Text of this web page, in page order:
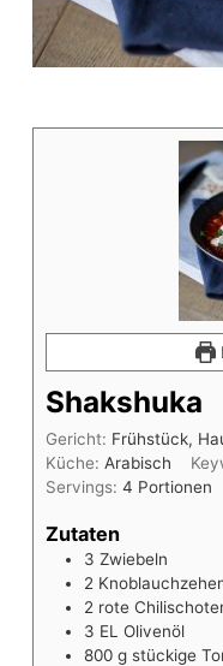
Shakshuka
Gericht: Frühstück,
Küche: Arabisch
Servings: 4 Portionen
Zutaten
3 Zwiebeln
2
2 rote
3 EL Olivenöl
800 g stückige